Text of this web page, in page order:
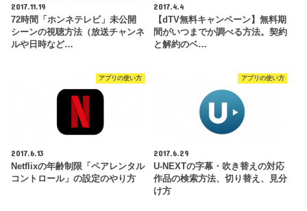
2017.11.19
72時間「ホンネテレビ」未公開
シーンの視聴方法（放送チャンネ
ルや日時など…
2017.4.4
【dTV無料キャンペーン】無料期
間がいつまでか調べる方法。契約
と解約のベ…
アプリの使い方
2017.6.13
Netflixの年齢制限「ペアレンタル
コントロール」の設定のやり方
アプリの使い方
2017.6.29
U-NEXTの字幕・吹き替えの対応
作品の検索方法、切り替え、見分
け方